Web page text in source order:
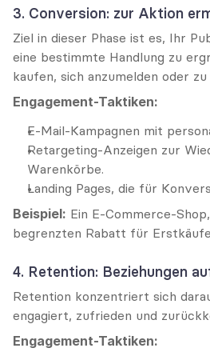
3. Conversion: zur Aktion
Ziel in dieser Phase ist es, Ihr
eine bestimmte Handlung zu
kaufen, sich anzumelden oder zu
Engagement-Taktiken:
E-Mail-Kampagnen mit
Retargeting-Anzeigen zur
Warenkörbe.
Landing Pages, die für
Beispiel: Ein E-Commerce-
begrenzten Rabatt für
4. Retention: Beziehungen
Retention konzentriert sich
engagiert, zufrieden und
Engagement-Taktiken: